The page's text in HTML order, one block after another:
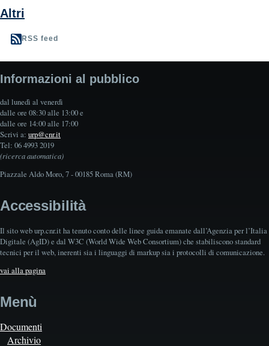
Altri
RSS feed
Informazioni al pubblico
dal lunedì al venerdì
dalle ore 08:30 alle 13:00 e
dalle ore 14:00 alle 17:00
Scrivi a: urp@cnr.it
Tel: 06 4993 2019
(ricerca automatica)
Piazzale Aldo Moro, 7 - 00185 Roma (RM)
Accessibilità
Il sito web urp.cnr.it ha tenuto conto delle linee guida emanate dall’Agenzia per l’Italia
Digitale (AgID) e dal W3C (World Wide Web Consortium) che stabiliscono standard
tecnici per il web, inerenti sia i linguaggi di markup sia i protocolli di comunicazione.
vai alla pagina
Menù
Documenti
Archivio